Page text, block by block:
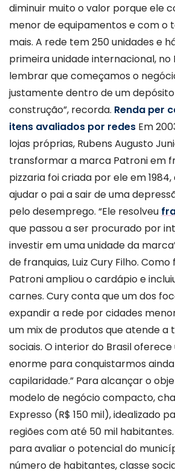
diminuir muito o valor porque ele
menor de equipamentos e com o
mais. A rede tem 250 unidades e
primeira unidade internacional, no
lembrar que começamos o
justamente dentro de um
construção”, recorda. Renda per
itens avaliados por redes Em
lojas próprias, Rubens Augusto
transformar a marca Patroni em
pizzaria foi criada por ele em
ajudar o pai a sair de uma
pelo desemprego. “Ele resolveu
que passou a ser procurado por
investir em uma unidade da
de franquias, Luiz Cury Filho.
Patroni ampliou o cardápio e
carnes. Cury conta que um dos
expandir a rede por cidades
um mix de produtos que atende a
sociais. O interior do Brasil
enorme para conquistarmos
capilaridade.” Para alcançar o
modelo de negócio compacto,
Expresso (R$ 150 mil), idealizado
regiões com até 50 mil
para avaliar o potencial do
número de habitantes, classe